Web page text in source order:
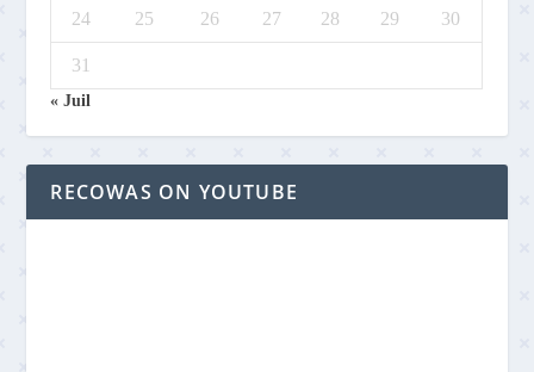
24 25 26 27 28 29 30
31
« Juil
RECOWAS ON YOUTUBE